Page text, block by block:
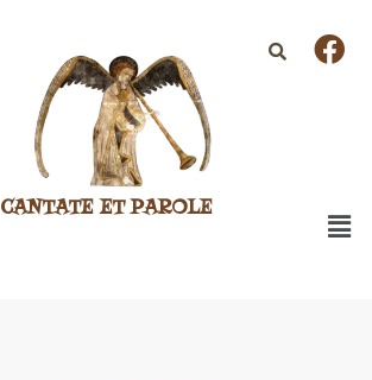
CANTATE ET PAROLE